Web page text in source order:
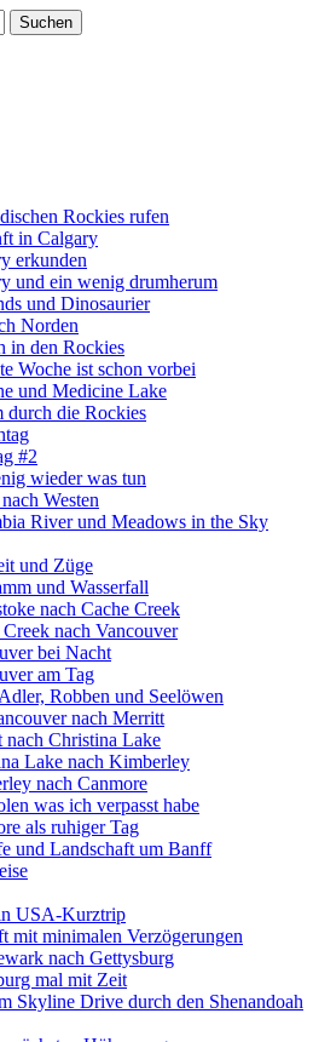
Rockies rufen
in Calgary
erkunden
und ein wenig drumherum
und Dinosaurier
Norden
in den Rockies
Woche ist schon vorbei
und Medicine Lake
durch die Rockies
#2
wieder was tun
Westen
River und Meadows in the Sky
und Züge
und Wasserfall
nach Cache Creek
nach Vancouver
bei Nacht
am Tag
Robben und Seelöwen
nach Merritt
nach Christina Lake
Lake nach Kimberley
nach Canmore
was ich verpasst habe
als ruhiger Tag
und Landschaft um Banff
USA-Kurztrip
mit minimalen Verzögerungen
nach Gettysburg
mal mit Zeit
Skyline Drive durch den Shenandoah